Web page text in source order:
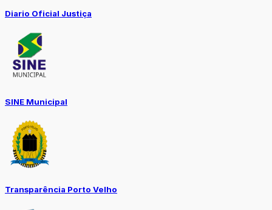
Diario Oficial Justiça
SINE Municipal
Transparência Porto Velho